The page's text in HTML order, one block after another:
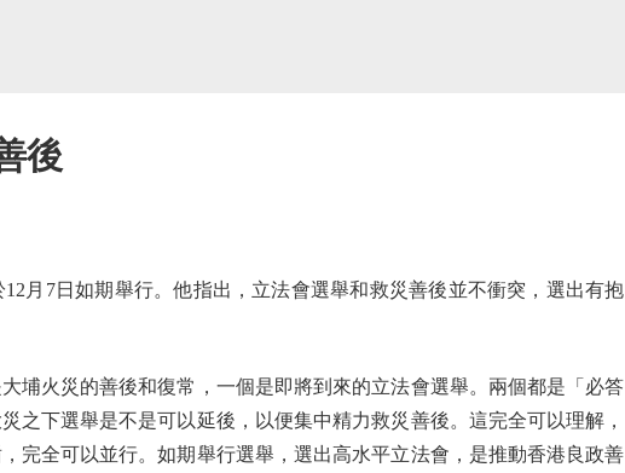
後
7日如期舉行。他指出，立法會選舉和救災善後並不衝突，選出有抱
火災的善後和復常，一個是即將到來的立法會選舉。兩個都是「必答
之下選舉是不是可以延後，以便集中精力救災善後。這完全可以理解，
完全可以並行。如期舉行選舉，選出高水平立法會，是推動香港良政善